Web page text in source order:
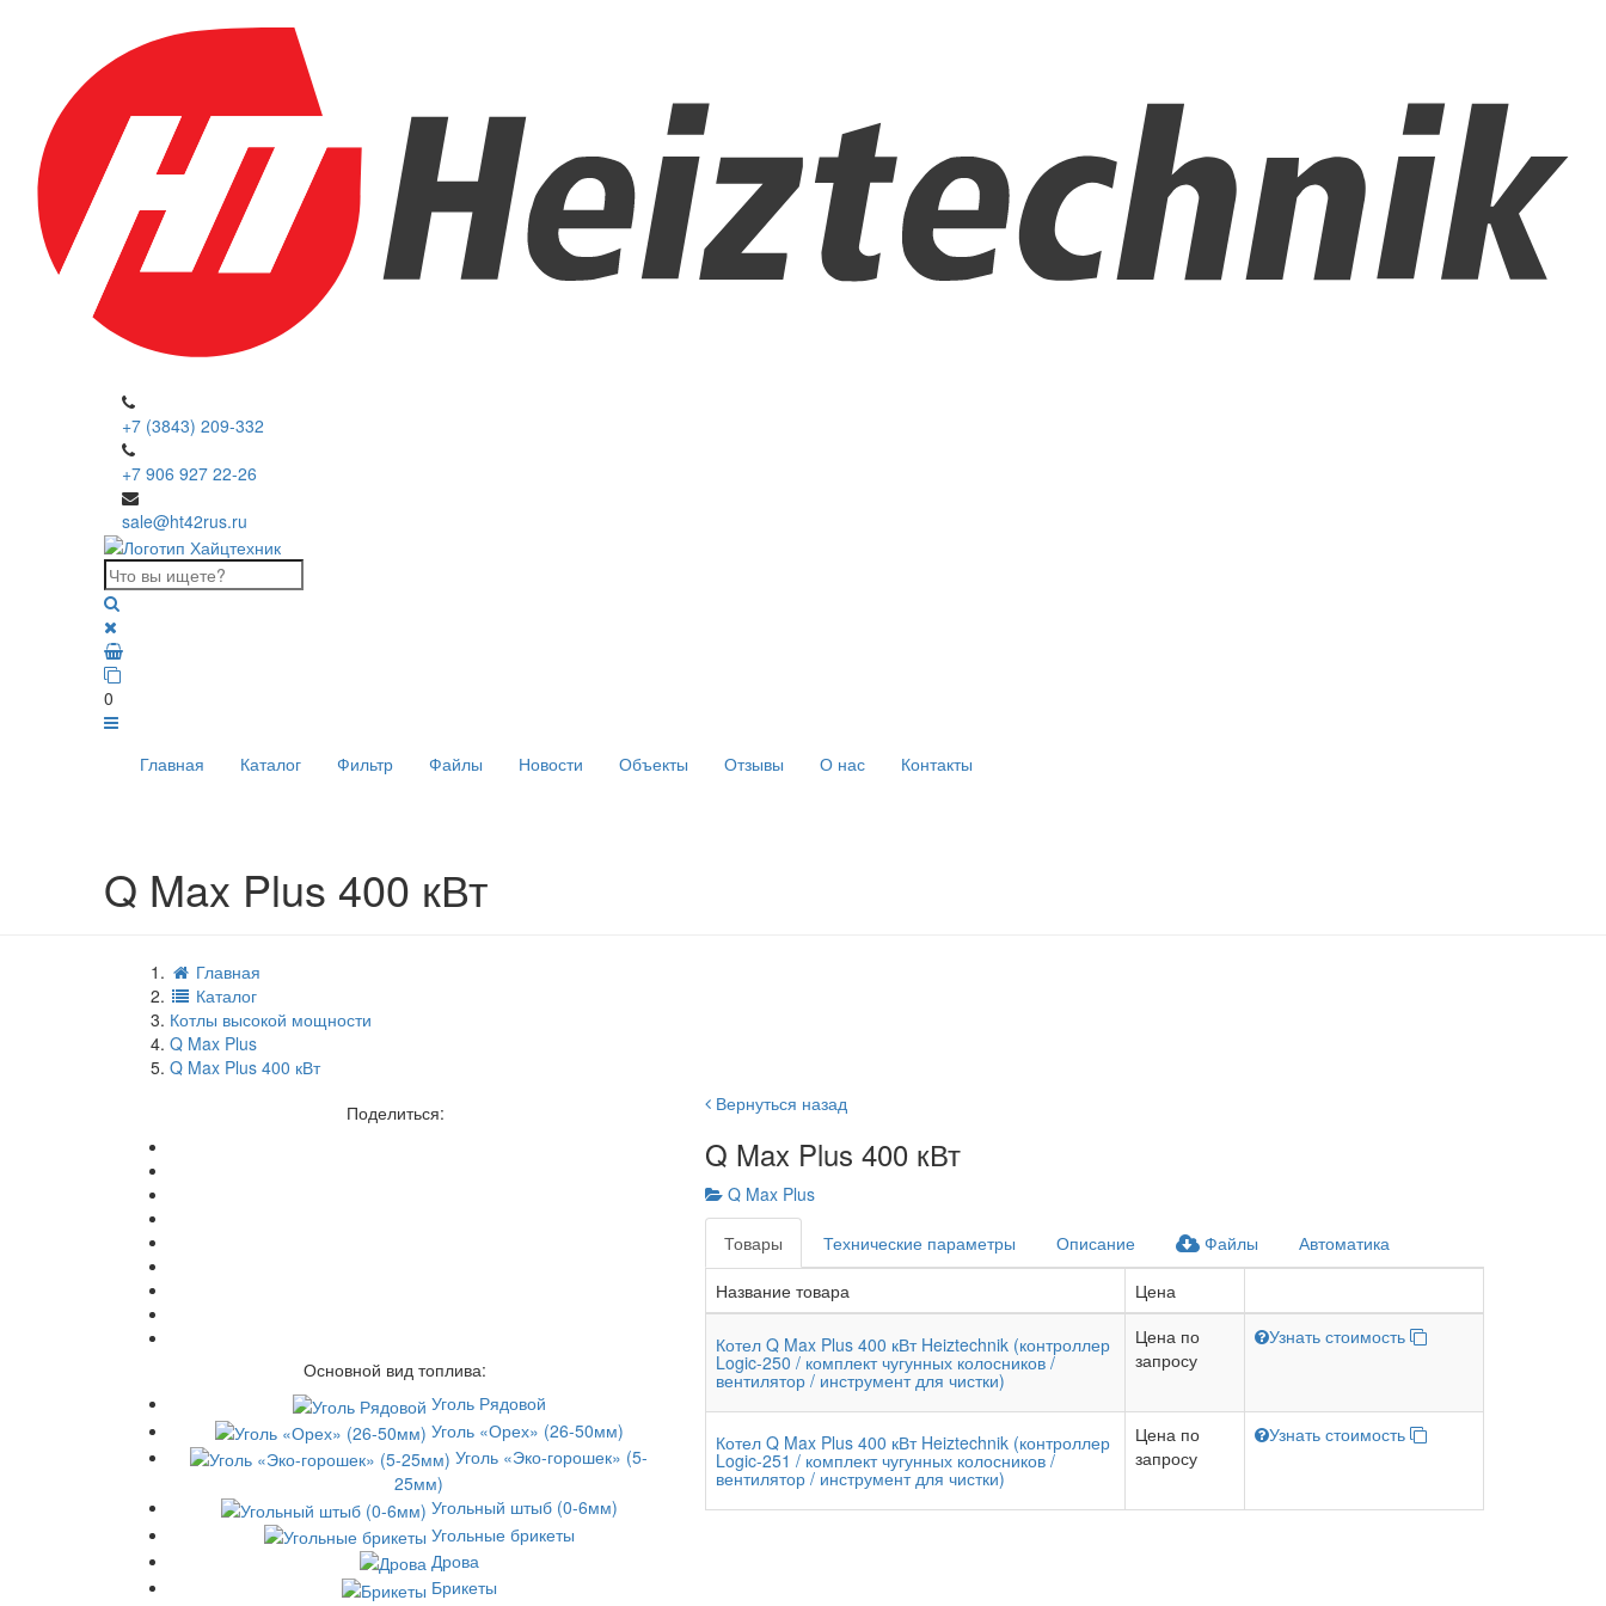
+7 (3843) 209-332
+7 906 927 22-26
sale@ht42rus.ru
0
Главная Каталог Фильтр Файлы Новости Объекты Отзывы О нас Контакты
Q Max Plus 400 кВт
Главная
Каталог
Котлы высокой мощности
Q Max Plus
Q Max Plus 400 кВт
Поделиться:
Основной вид топлива:
Уголь Рядовой
Уголь «Орех» (26-50мм)
Уголь «Эко-горошек» (5-
25мм)
Угольный штыб (0-6мм)
Угольные брикеты
Дрова
Брикеты
Вернуться назад
Q Max Plus 400 кВт
Q Max Plus
Товары Технические параметры Описание Файлы
Автоматика
Название товара
Цена
Котел Q Max Plus 400 кВт Heiztechnik (контроллер
Logic-250 / комплект чугунных колосников /
вентилятор / инструмент для чистки)
Цена по
запросу
Узнать стоимость
Котел Q Max Plus 400 кВт Heiztechnik (контроллер
Logic-251 / комплект чугунных колосников /
вентилятор / инструмент для чистки)
Цена по
запросу
Узнать стоимость